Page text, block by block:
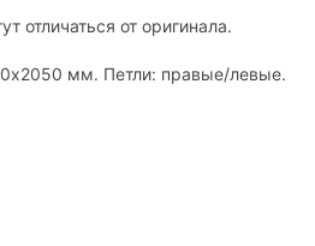
отличаться от оригинала.
мм. Петли: правые/левые.